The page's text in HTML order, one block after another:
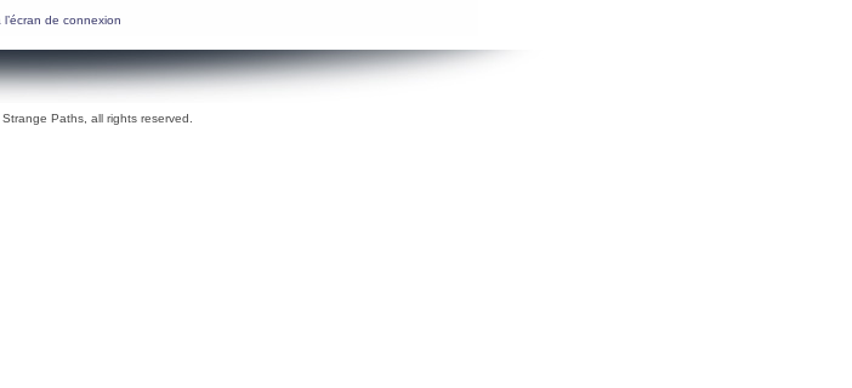
l’écran de connexion
Paths, all rights reserved.